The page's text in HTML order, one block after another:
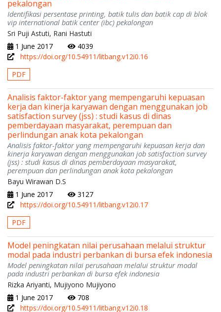
pekalongan
Identifikasi persentase printing, batik tulis dan batik cap di blok
vip international batik center (ibc) pekalongan
Sri Puji Astuti, Rani Hastuti
1 June 2017
4039
https://doi.org/10.54911/litbang.v12i0.16
PDF
Analisis faktor-faktor yang mempengaruhi kepuasan
kerja dan kinerja karyawan dengan menggunakan job
satisfaction survey (jss) : studi kasus di dinas
pemberdayaan masyarakat, perempuan dan
perlindungan anak kota pekalongan
Analisis faktor-faktor yang mempengaruhi kepuasan kerja dan
kinerja karyawan dengan menggunakan job satisfaction survey
(jss) : studi kasus di dinas pemberdayaan masyarakat,
perempuan dan perlindungan anak kota pekalongan
Bayu Wirawan D.S
1 June 2017
3127
https://doi.org/10.54911/litbang.v12i0.17
PDF
Model peningkatan nilai perusahaan melalui struktur
modal pada industri perbankan di bursa efek indonesia
Model peningkatan nilai perusahaan melalui struktur modal
pada industri perbankan di bursa efek indonesia
Rizka Ariyanti, Mujiyono Mujiyono
1 June 2017
708
https://doi.org/10.54911/litbang.v12i0.18